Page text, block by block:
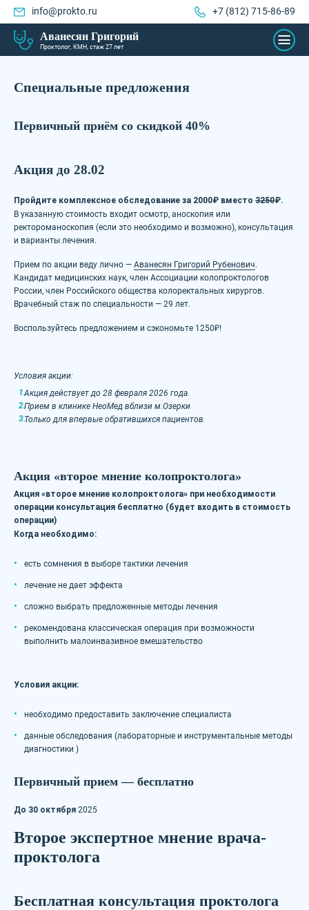
info@prokto.ru +7 (812) 715-86-89
Аванесян Григорий
Проктолог, КМН, стаж 27 лет
Специальные предложения
Первичный приём со скидкой 40%
Акция до 28.02
Пройдите комплексное обследование за 2000₽ вместо 3250₽.
В указанную стоимость входит осмотр, аноскопия или
ректороманоскопия (если это необходимо и возможно), консультация
и варианты лечения.
Прием по акции веду лично — Аванесян Григорий Рубенович.
Кандидат медицинских наук, член Ассоциации колопроктологов
России, член Российского общества колоректальных хирургов.
Врачебный стаж по специальности — 29 лет.
Воспользуйтесь предложением и сэкономьте 1250₽!
Условия акции:
Акция действует до 28 февраля 2026 года.
Прием в клинике НеоМед вблизи м.Озерки
Только для впервые обратившихся пациентов.
Акция «второе мнение колопроктолога»
Акция «второе мнение колопроктолога» при необходимости
операции консультация бесплатно (будет входить в стоимость
операции)
Когда необходимо:
есть сомнения в выборе тактики лечения
лечение не дает эффекта
сложно выбрать предложенные методы лечения
рекомендована классическая операция при возможности
выполнить малоинвазивное вмешательство
Условия акции:
необходимо предоставить заключение специалиста
данные обследования (лабораторные и инструментальные методы
диагностики )
Первичный прием — бесплатно
До 30 октября 2025
Второе экспертное мнение врача-
проктолога
Бесплатная консультация проктолога